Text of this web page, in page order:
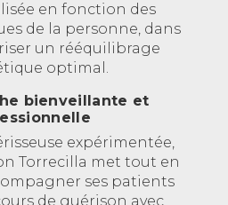
en fonction des
de la personne, dans
un rééquilibrage
optimal.
bienveillante et
expérimentée,
Torrecilla met tout en
ses patients
de guérison avec